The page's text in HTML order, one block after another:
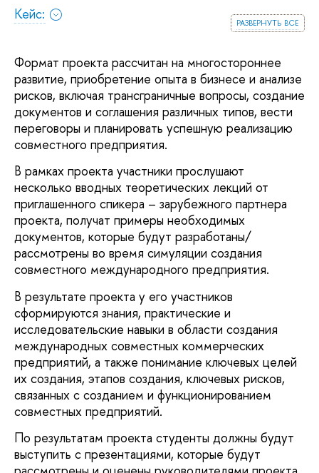
развернуть все
Кейс:
Формат проекта рассчитан на многостороннее
развитие, приобретение опыта в бизнесе и анализе
рисков, включая трансграничные вопросы, создание
документов и соглашения различных типов, вести
переговоры и планировать успешную реализацию
совместного предприятия.
В рамках проекта участники прослушают
несколько вводных теоретических лекций от
приглашенного спикера – зарубежного партнера
проекта, получат примеры необходимых
документов, которые будут разработаны/
рассмотрены во время симуляции создания
совместного международного предприятия.
В результате проекта у его участников
сформируются знания, практические и
исследовательские навыки в области создания
международных совместных коммерческих
предприятий, а также понимание ключевых целей
их создания, этапов создания, ключевых рисков,
связанных с созданием и функционированием
совместных предприятий.
По результатам проекта студенты должны будут
выступить с презентациями, которые будут